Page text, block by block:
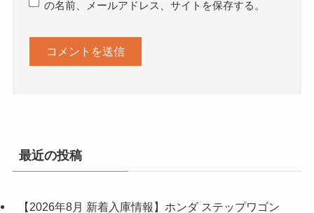
の名前、メールアドレス、サイトを保存する。
最近の投稿
【2026年8月 新着入庫情報】ホンダ ステップワゴン